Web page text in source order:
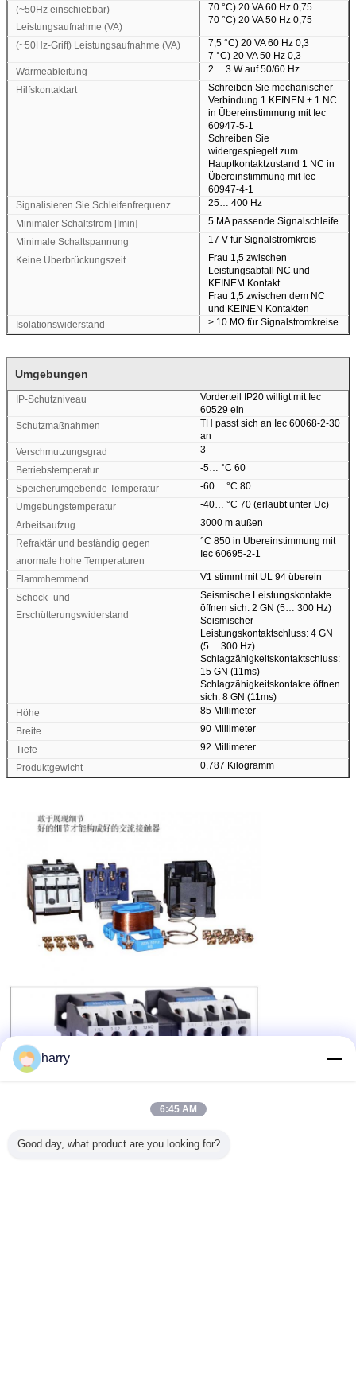
(~50Hz einschiebbar)
Leistungsaufnahme (VA)
70 °C) 20 VA 60 Hz 0,75
70 °C) 20 VA 50 Hz 0,75
(~50Hz-Griff) Leistungsaufnahme (VA)
7,5 °C) 20 VA 60 Hz 0,3
7 °C) 20 VA 50 Hz 0,3
Wärmeableitung
2… 3 W auf 50/60 Hz
Hilfskontaktart
Schreiben Sie mechanischer
Verbindung 1 KEINEN + 1 NC
in Übereinstimmung mit Iec
60947-5-1
Schreiben Sie
widergespiegelt zum
Hauptkontaktzustand 1 NC in
Übereinstimmung mit Iec
60947-4-1
Signalisieren Sie Schleifenfrequenz
25… 400 Hz
Minimaler Schaltstrom [Imin]
5 MA passende Signalschleife
Minimale Schaltspannung
17 V für Signalstromkreis
Keine Überbrückungszeit
Frau 1,5 zwischen
Leistungsabfall NC und
KEINEM Kontakt
Frau 1,5 zwischen dem NC
und KEINEN Kontakten
Isolationswiderstand
> 10 MΩ für Signalstromkreise
Umgebungen
IP-Schutzniveau
Vorderteil IP20 willigt mit Iec
60529 ein
Schutzmaßnahmen
TH passt sich an Iec 60068-2-30
an
Verschmutzungsgrad
3
Betriebstemperatur
-5… °C 60
Speicherumgebende Temperatur
-60… °C 80
Umgebungstemperatur
-40… °C 70 (erlaubt unter Uc)
Arbeitsaufzug
3000 m außen
Refraktär und beständig gegen
anormale hohe Temperaturen
°C 850 in Übereinstimmung mit
Iec 60695-2-1
Flammhemmend
V1 stimmt mit UL 94 überein
Schock- und
Erschütterungswiderstand
Seismische Leistungskontakte
öffnen sich: 2 GN (5… 300 Hz)
Seismischer
Leistungskontaktschluss: 4 GN
(5… 300 Hz)
Schlagzähigkeitskontaktschluss:
15 GN (11ms)
Schlagzähigkeitskontakte öffnen
sich: 8 GN (11ms)
Höhe
85 Millimeter
Breite
90 Millimeter
Tiefe
92 Millimeter
Produktgewicht
0,787 Kilogramm
harry
6:45 AM
Good day, what product are you looking for?